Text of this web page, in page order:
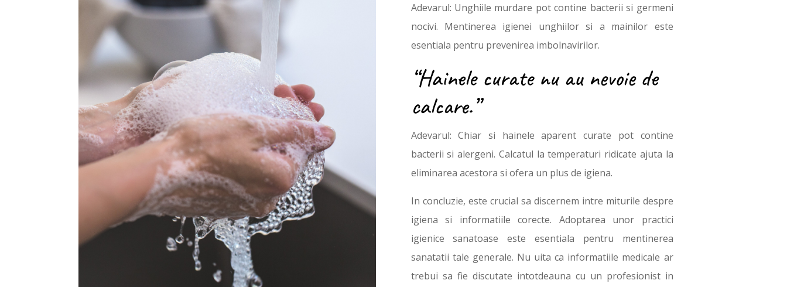
Adevarul: Unghiile murdare pot contine bacterii si germeni
nocivi. Mentinerea igienei unghiilor si a mainilor este
esentiala pentru prevenirea imbolnavirilor.
“Hainele curate nu au nevoie de
calcare.”
Adevarul: Chiar si hainele aparent curate pot contine
bacterii si alergeni. Calcatul la temperaturi ridicate ajuta la
eliminarea acestora si ofera un plus de igiena.
In concluzie, este crucial sa discernem intre miturile despre
igiena si informatiile corecte. Adoptarea unor practici
igienice sanatoase este esentiala pentru mentinerea
sanatatii tale generale. Nu uita ca informatiile medicale ar
trebui sa fie discutate intotdeauna cu un profesionist in